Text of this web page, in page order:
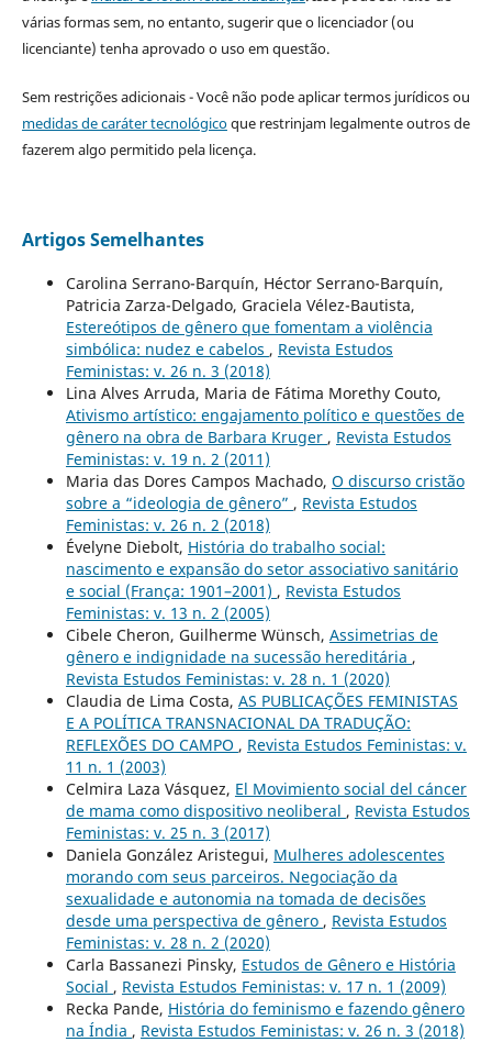
várias formas sem, no entanto, sugerir que o licenciador (ou
licenciante) tenha aprovado o uso em questão.
Sem restrições adicionais - Você não pode aplicar termos jurídicos ou
medidas de caráter tecnológicoque restrinjam legalmente outros de
fazerem algo permitido pela licença.
Artigos Semelhantes
Carolina Serrano-Barquín, Héctor Serrano-Barquín,
Patricia Zarza-Delgado, Graciela Vélez-Bautista,
Estereótipos de gênero que fomentam a violência
simbólica: nudez e cabelos , Revista Estudos
Feministas: v. 26 n. 3 (2018)
Lina Alves Arruda, Maria de Fátima Morethy Couto,
Ativismo artístico: engajamento político e questões de
gênero na obra de Barbara Kruger , Revista Estudos
Feministas: v. 19 n. 2 (2011)
Maria das Dores Campos Machado, O discurso cristão
sobre a “ideologia de gênero” , Revista Estudos
Feministas: v. 26 n. 2 (2018)
Évelyne Diebolt, História do trabalho social:
nascimento e expansão do setor associativo sanitário
e social (França: 1901–2001) , Revista Estudos
Feministas: v. 13 n. 2 (2005)
Cibele Cheron, Guilherme Wünsch, Assimetrias de
gênero e indignidade na sucessão hereditária ,
Revista Estudos Feministas: v. 28 n. 1 (2020)
Claudia de Lima Costa, AS PUBLICAÇÕES FEMINISTAS
E A POLÍTICA TRANSNACIONAL DA TRADUÇÃO:
REFLEXÕES DO CAMPO , Revista Estudos Feministas: v.
11 n. 1 (2003)
Celmira Laza Vásquez, El Movimiento social del cáncer
de mama como dispositivo neoliberal , Revista Estudos
Feministas: v. 25 n. 3 (2017)
Daniela González Aristegui, Mulheres adolescentes
morando com seus parceiros. Negociação da
sexualidade e autonomia na tomada de decisões
desde uma perspectiva de gênero , Revista Estudos
Feministas: v. 28 n. 2 (2020)
Carla Bassanezi Pinsky, Estudos de Gênero e História
Social , Revista Estudos Feministas: v. 17 n. 1 (2009)
Recka Pande, História do feminismo e fazendo gênero
na Índia , Revista Estudos Feministas: v. 26 n. 3 (2018)